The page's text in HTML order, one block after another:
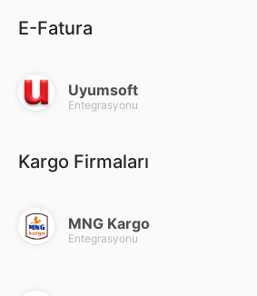
E-Fatura
Uyumsoft
Entegrasyonu
Kargo Firmaları
MNG Kargo
Entegrasyonu